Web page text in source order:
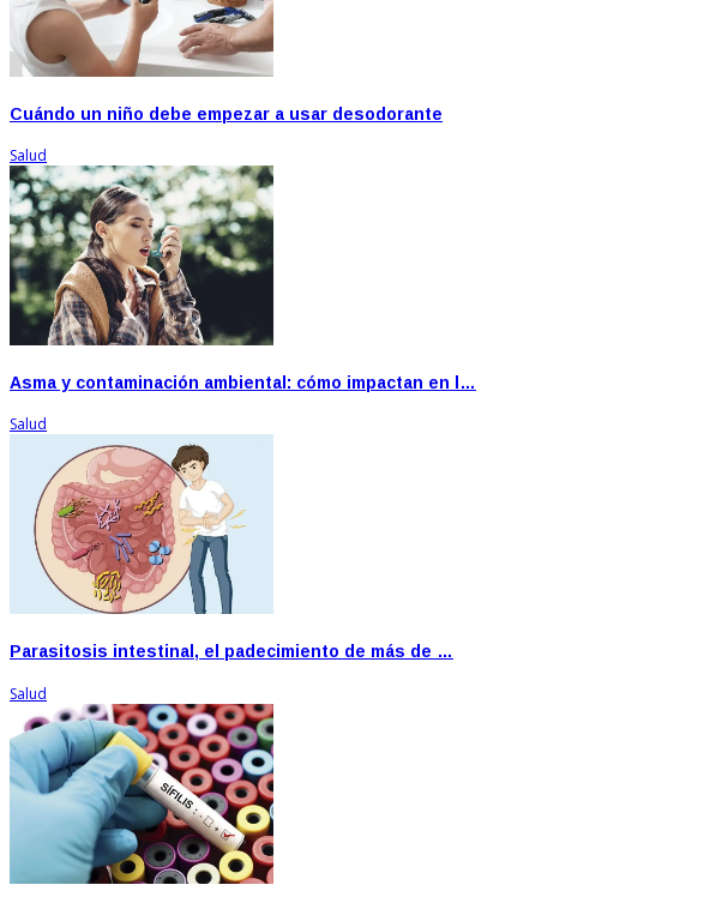
Cuándo un niño debe empezar a usar desodorante
Salud
Asma y contaminación ambiental: cómo impactan en l…
Salud
Parasitosis intestinal, el padecimiento de más de …
Salud